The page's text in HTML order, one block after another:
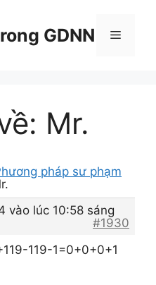
GDNN Menu
Mr.
pháp sư phạm
vào lúc 10:58 sáng
#1930
119-1=0+0+0+1